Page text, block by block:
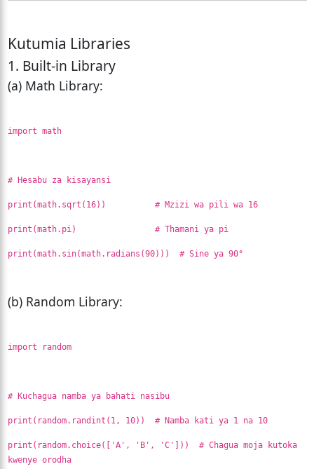
Kutumia Libraries
1. Built-in Library
(a) Math Library:
import math
# Hesabu za kisayansi
print(math.sqrt(16)) # Mzizi wa pili wa 16
print(math.pi) # Thamani ya pi
print(math.sin(math.radians(90))) # Sine ya 90°
(b) Random Library:
import random
# Kuchagua namba ya bahati nasibu
print(random.randint(1, 10)) # Namba kati ya 1 na 10
print(random.choice(['A', 'B', 'C'])) # Chagua moja kutoka
kwenye orodha